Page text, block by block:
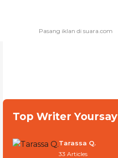
Top Writer Yoursay
Tarassa Q.
33 Articles